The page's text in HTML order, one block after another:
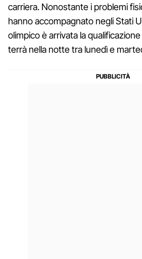
carriera. Nonostante i problemi
hanno accompagnato negli Stati
olimpico è arrivata la
terrà nella notte tra lunedì e